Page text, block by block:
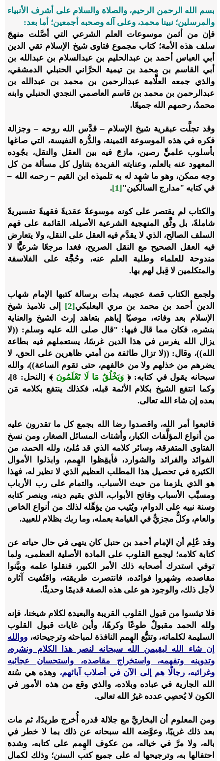
بسم الله الرحمن الرحيم، والصلاة والسلام على أشرف الأنبياء
والمرسلين؛ نبينا محمد، وعلى آله وصحبه أجمعين؛ أما بعد:
فإن من أثمن موسوعات العلم الشرعي التي أصَّلت منهجَ
سلف هذه الأمة؛ كتاب مجموع فتاوى شيخ الإسلام تقي الدين
أبي العباس أحمد بن عبدالحليم بن عبدالسلام بن عبدالله بن
أبي القاسم بن محمد بن تيمية الحرَّاني الحنبلي الدمشقي،
والذي جمعه العلَّامة عبدالرحمن بن محمد بن عبدالله بن
عبدالرحمن بن محمد بن قاسم العاصمي النجدي الحنبلي وابنه
محمدٌ، رحمهم الله جميعًا.
وقد تجلَّت عبقرية شيخ الإسلام – قدَّس الله روحه – وجزالة
فكره في هذه الموسوعة الثمينة، والدُّرة النفيسة، التي صاغها
بأسلوب علميٍّ رصين، مازجَ فيه بين العقل والنقل، بجُوده
المعهود عنه بالعلم، وعنايته الفريدة بتناول كل مسألة من كل
وجه ممكن، وهو ما شهِد له به تلميذه ابن القيم – رحمه الله –
في كتابه "مدارج السالكين"[1]
.
والكتاب لم يقتصر على كونه موسوعةً عقديةً فقهيةً تفسيريةً
شاملةً، بل وثَّق المنهجية الشرعية الأصيلة، القائمة على فهم
السلف الصالح، الذي لا يقدَّم فيه العقل على النقل، ولا يتعارض
فيه العقل الصحيح مع النقل الصريح، فغدا مرجعًا شرعيًّا لا
مندوحة للعلماء وطلبة العلم عنه، وحُجَّة على الفلاسفة
والمتكلمين لا قِبل لهم بها.
ولجمع الكتاب قصة عجيبة، بدأت برسالة كتبها الإمام شهاب
الدين أحمد بن محمد بن مري البعلبكي[2]
إلى تلاميذ شيخ
الإسلام بعد وفاته، موصيًا إياهم بتعاهد إرث الشيخ والعناية
بنشره، فكان مما قال فيها: "قال صلى الله عليه وسلم: ((لا
يزال الله يغرس في هذا الدين غرسًا، يستعملهم فيه بطاعة
الله))، وقال: ((لا تزال طائفة من أمتي ظاهرين على الحق، لا
يضرهم من خذلهم ولا من خالفهم، حتى تقوم الساعة))، والله
سبحانه يقول في كتابه:﴿ وَيَخْلُقُ مَا لَا تَعْلَمُونَ ﴾
[النحل: 8]،
وكما انتفع الشيخ بكلام الأئمة قبله، فكذلك ينتفع بكلامه مَن
بعده إن شاء الله تعالى.
فاتبعوا أمر الله، واقصدوا رضا الله بجمع كل ما تقدرون عليه
من أنواع المؤلَّفات الكبار، وأشتات المسائل الصغار، ومن نسخ
الفتاوى المتفرقة، وسائر كلامه الذي قد مُلئ، ولله الحمد، من
الفوائد والفرائد والشوارد، فأيقِظوا الهِمم، وابذلوا الأموال
الكثيرة في تحصيل هذا المطلب العظيم الذي لا نظير له، فهذا
هو الذي يلزمنا من حيث الأسباب، والتمام على رب الأرباب
ومسبِّب الأسباب وفاتح الأبواب، الذي يقيم دينه، وينصر كتابه
وسنة نبيه على الدوام، ويُثيب من يؤهِّله لذلك من أنواع الخاص
والعام، وكلٌّ مجزيٌّ في القيامة بعمله، وما ربك بظلام للعبيد.
وقد عُلِم أن الإمام أحمد بن حنبل كان ينهى في حال حياته عن
كتابة كلامه؛ ليجمع القلوب على المادة الأصلية العظمى، ولما
توفي استدرك أصحابه ذلك الأمر الكبير، فنقلوا علمه وبيَّنوا
مقاصده، وشهروا فوائده، فانتصرت طريقته، واقتُفيت آثاره
لأجل ذلك، والوجود هو على هذه الصفة قديمًا وحديثًا.
فلا تيئسوا من قبول القلوب القريبة والبعيدة لكلام شيخنا، فإنه
ولله الحمد مقبولٌ طوعًا وكرهًا، وأين غايات قبول القلوب
السليمة لكلماته، وتتبُّع الهِمم النافذة لمباحثه وترجيحاته، ووالله
إن شاء الله ليقيمن الله سبحانه لنصر هذا الكلام ونشره،
وتدوينه وتفهمه، واستخراج مقاصده، واستحسان عجائبه
وغرائبه، رجالًا هم إلى الآن في أصلاب آبائهم، وهذه هي سُنة
الله الجارية في عباده وبلاده، والذي وقع من هذه الأمور في
الكون لا يُحصِي عدده غيرُ الله تعالى.
ومن المعلوم أن البخاريَّ مع جلالة قدره أُخرج طريدًا، ثم مات
بعد ذلك غريبًا، وعوَّضه الله سبحانه عن ذلك بما لا خطر في
باله، ولا مرَّ في خياله، من عكوف الهِمم على كتابه، وشدة
احتفالها به، وترجيحها له على جميع كتب السنن؛ وذلك لكمال